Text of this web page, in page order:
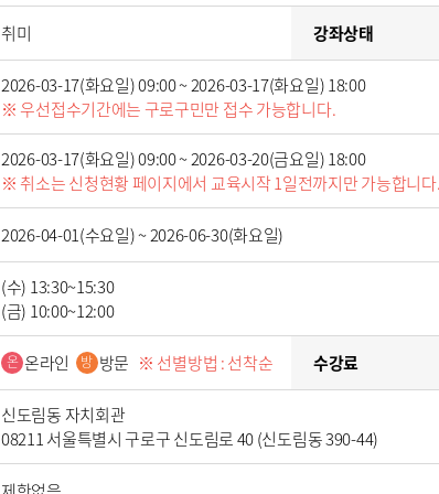
취미 강좌상태
2026-03-17(화요일) 09:00 ~ 2026-03-17(화요일) 18:00
※ 우선접수기간에는 구로구민만 접수 가능합니다.
2026-03-17(화요일) 09:00 ~ 2026-03-20(금요일) 18:00
※ 취소는 신청현황 페이지에서 교육시작 1일전까지만 가능합니
2026-04-01(수요일) ~ 2026-06-30(화요일)
(수) 13:30~15:30
(금) 10:00~12:00
온 온라인 방 방문 ※ 선별방법 : 선착순 수강료
신도림동 자치회관
08211 서울특별시 구로구 신도림로 40 (신도림동 390-44)